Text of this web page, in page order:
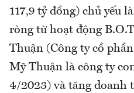
117,9 tỷ đồng) chủ yếu
ròng từ hoạt động
Thuận (Công ty cồ
Mỹ Thuận là công ty
4/2023) và tăng doanh